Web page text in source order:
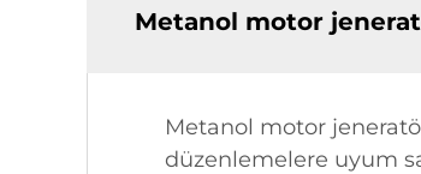
Metanol motor
Metanol motor
düzenlemelere uyum